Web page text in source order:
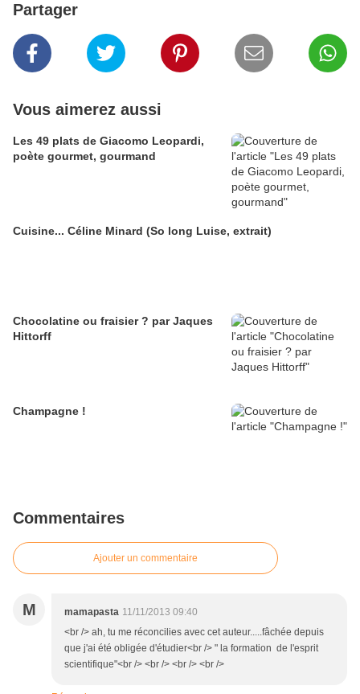
Partager
Vous aimerez aussi
Les 49 plats de Giacomo Leopardi,
poète gourmet, gourmand
Cuisine... Céline Minard (So long Luise, extrait)
Chocolatine ou fraisier ? par Jaques
Hittorff
Champagne !
Commentaires
Ajouter un commentaire
M mamapasta 11/11/2013 09:40
<br /> ah, tu me réconcilies avec cet auteur.....fâchée depuis
que j'ai été obligée d'étudier<br /> " la formation de l'esprit
scientifique"<br /> <br /> <br /> <br />